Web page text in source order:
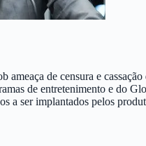
de censura e
de entretenimento e do
a ser implantados pelos